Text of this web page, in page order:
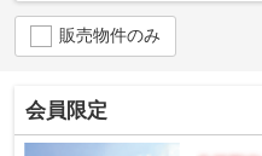
販売物件のみ
会員限定